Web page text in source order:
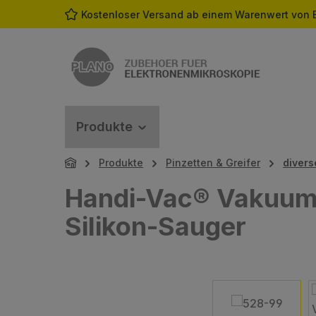
Hauptinhalt springen
Zur Suche springen
Zur Hauptnavigation springen
Kostenloser Versand ab einem Warenwert von
Produkte
Produkte Pinzetten & Greifer
Handi-Vac®
Silikon-Sauger